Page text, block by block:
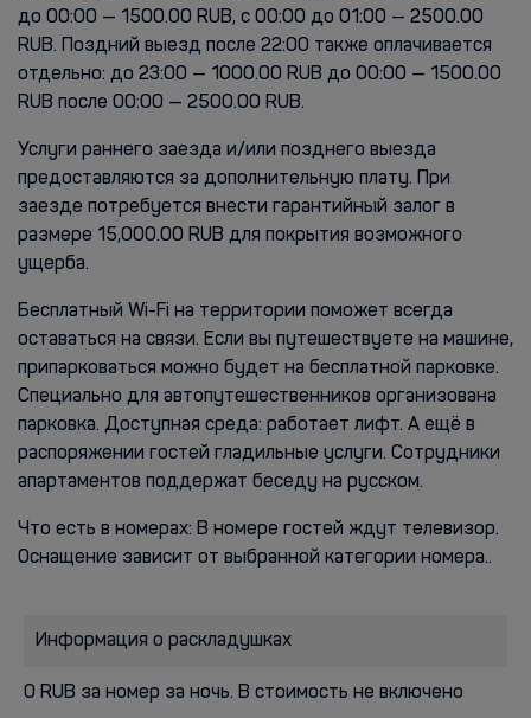
до 00:00 — 1500.00 RUB, с 00:00 до 01:00 — 2500.00
RUB. Поздний выезд после 22:00 также оплачивается
отдельно: до 23:00 — 1000.00 RUB до 00:00 — 1500.00
RUB после 00:00 — 2500.00 RUB.
Услуги раннего заезда и/или позднего выезда
предоставляются за дополнительную плату. При
заезде потребуется внести гарантийный залог в
размере 15,000.00 RUB для покрытия возможного
ущерба.
Бесплатный Wi-Fi на территории поможет всегда
оставаться на связи. Если вы путешествуете на машине,
припарковаться можно будет на бесплатной парковке.
Специально для автопутешественников организована
парковка. Доступная среда: работает лифт. А ещё в
распоряжении гостей гладильные услуги. Сотрудники
апартаментов поддержат беседу на русском.
Что есть в номерах: В номере гостей ждут телевизор.
Оснащение зависит от выбранной категории номера..
Информация о раскладушках
0 RUB за номер за ночь. В стоимость не включено